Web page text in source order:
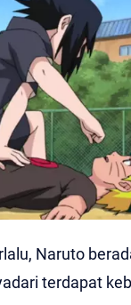
Naruto
terdapat